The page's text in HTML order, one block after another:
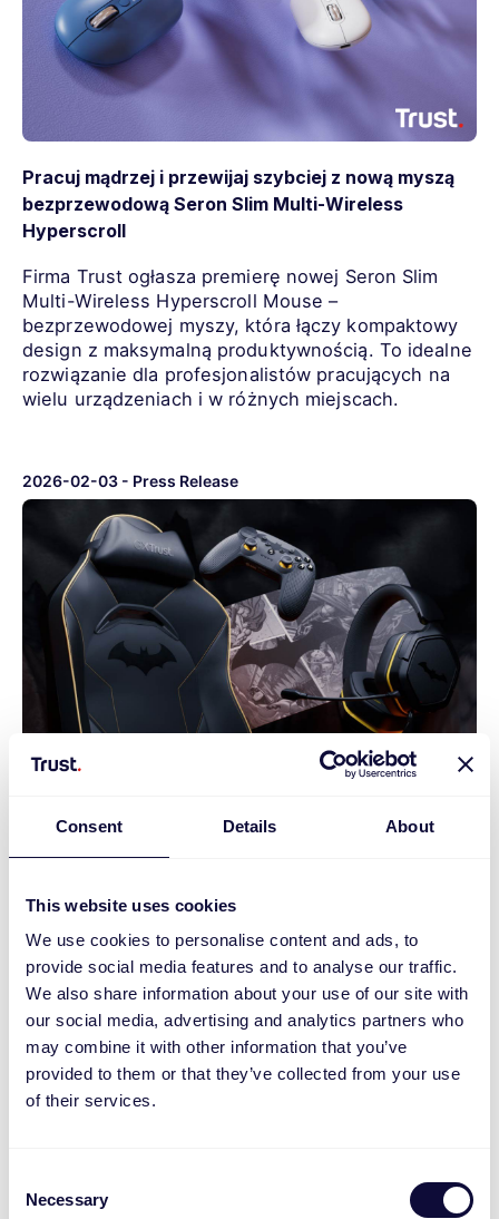
Consent Details About
This website uses cookies
We use cookies to personalise content and ads, to
provide social media features and to analyse our traffic.
We also share information about your use of our site with
our social media, advertising and analytics partners who
may combine it with other information that you’ve
provided to them or that they’ve collected from your use
of their services.
Selection
Necessary
Pracuj mądrzej i przewijaj szybciej z nową myszą
bezprzewodową Seron Slim Multi-Wireless
Hyperscroll
Firma Trust ogłasza premierę nowej Seron Slim
Multi-Wireless Hyperscroll Mouse –
bezprzewodowej myszy, która łączy kompaktowy
design z maksymalną produktywnością. To idealne
rozwiązanie dla profesjonalistów pracujących na
wielu urządzeniach i w różnych miejscach.
2026-02-03 - Press Release
Ulepsz swoją Batjaskinię dzięki nowej, oficjalnej
kolekcji GXTrust Batman!
Wzywamy wszystkich bohaterów – kolekcja
gamingowa GXTrust Batman właśnie wylądowała,
by nadać Twojemu stanowisku gracza kultowy
wygląd i styl największego obrońcy Gotham.
Stworzona we współpracy z Warner Bros. i DC, ta
znakomita kolekcja łączy odważną, batmanowską
estetykę z potężną funkcjonalnością, umożliwiając
fanom grę w stylu Mrocznego Rycerza. Ta
imponująca seria obejmuje: fotel gamingowy Ruya
wyższy poziom, gdy ratujesz miasto w VR lub